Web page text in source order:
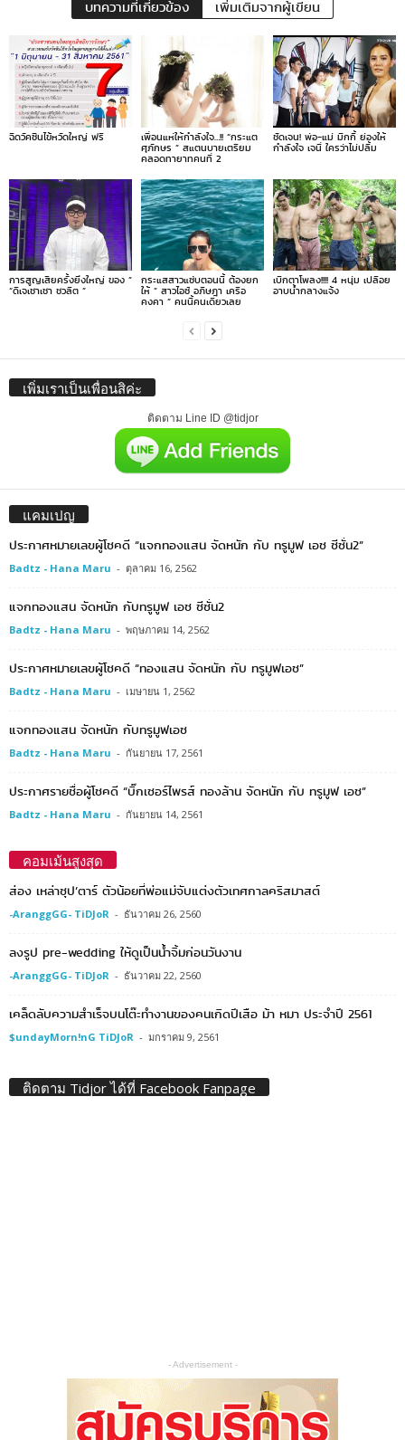
บทความที่เกี่ยวข้อง เพิ่มเติมจากผู้เขียน
ฉีดวัคซีนไข้หวัดใหญ่ ฟรี เพื่อนแห่ให้กำลังใจ…!! “กระแต
ศุภักษร ” สแตนบายเตรียม
คลอดทายาทคนที่ 2
ชัดเจน! พ่อ-แม่ มิกกี้ ย่องให้
กำลังใจ เจนี่ ใครว่าไม่ปลื้ม
การสูญเสียครั้งยิ่งใหญ่ ของ ”
“ดีเจเชาเชา ชวลิต ”
กระแสสาวแซ่บตอนนี้ ต้องยก
ให้ ” สาวไอซ์ อภิษฎา เครือ
คงคา ” คนนี้คนเดียวเลย
เบิกตาโพลง!!!! 4 หนุ่ม เปลือย
อาบน้ำกลางแจ้ง
เพิ่มเราเป็นเพื่อนสิค่ะ
ติดตาม Line ID @tidjor
แคมเปญ
ประกาศหมายเลขผู้โชคดี “แจกทองแสน จัดหนัก กับ ทรูมูฟ เอช ซีซั่น2”
Badtz - Hana Maru - ตุลาคม 16, 2562
แจกทองแสน จัดหนัก กับทรูมูฟ เอช ซีซั่น2
Badtz - Hana Maru - พฤษภาคม 14, 2562
ประกาศหมายเลขผู้โชคดี “ทองแสน จัดหนัก กับ ทรูมูฟเอช”
Badtz - Hana Maru - เมษายน 1, 2562
แจกทองแสน จัดหนัก กับทรูมูฟเอช
Badtz - Hana Maru - กันยายน 17, 2561
ประกาศรายชื่อผู้โชคดี “บิ๊กเซอร์ไพรส์ ทองล้าน จัดหนัก กับ ทรูมูฟ เอช”
Badtz - Hana Maru - กันยายน 14, 2561
คอมเม้นสูงสุด
ส่อง เหล่าซุป’ตาร์ ตัวน้อยที่พ่อแม่จับแต่งตัวเทศกาลคริสมาสต์
-AranggGG- TiDJoR - ธันวาคม 26, 2560
ลงรูป pre-wedding ให้ดูเป็นน้ำจิ้มก่อนวันงาน
-AranggGG- TiDJoR - ธันวาคม 22, 2560
เคล็ดลับความสำเร็จบนโต๊ะทำงานของคนเกิดปีเสือ ม้า หมา ประจำปี 2561
$undayMorn!nG TiDJoR - มกราคม 9, 2561
ติดตาม Tidjor ได้ที่ Facebook Fanpage
- Advertisement -